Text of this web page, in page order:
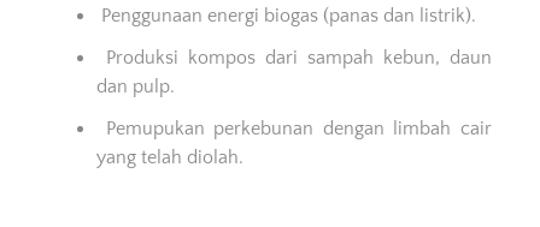
Penggunaan energi biogas (panas dan listrik).
Produksi kompos dari sampah kebun, daun
dan pulp.
Pemupukan perkebunan dengan limbah cair
yang telah diolah.